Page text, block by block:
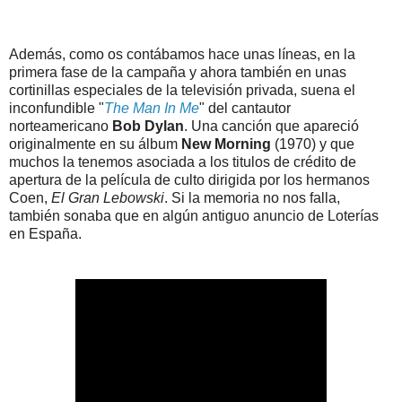
Además, como os contábamos hace unas líneas, en la
primera fase de la campaña y ahora también en unas
cortinillas especiales de la televisión privada, suena el
inconfundible "The Man In Me" del cantautor
norteamericano Bob Dylan. Una canción que apareció
originalmente en su álbum New Morning (1970) y que
muchos la tenemos asociada a los titulos de crédito de
apertura de la película de culto dirigida por los hermanos
Coen, El Gran Lebowski. Si la memoria no nos falla,
también sonaba que en algún antiguo anuncio de Loterías
en España.